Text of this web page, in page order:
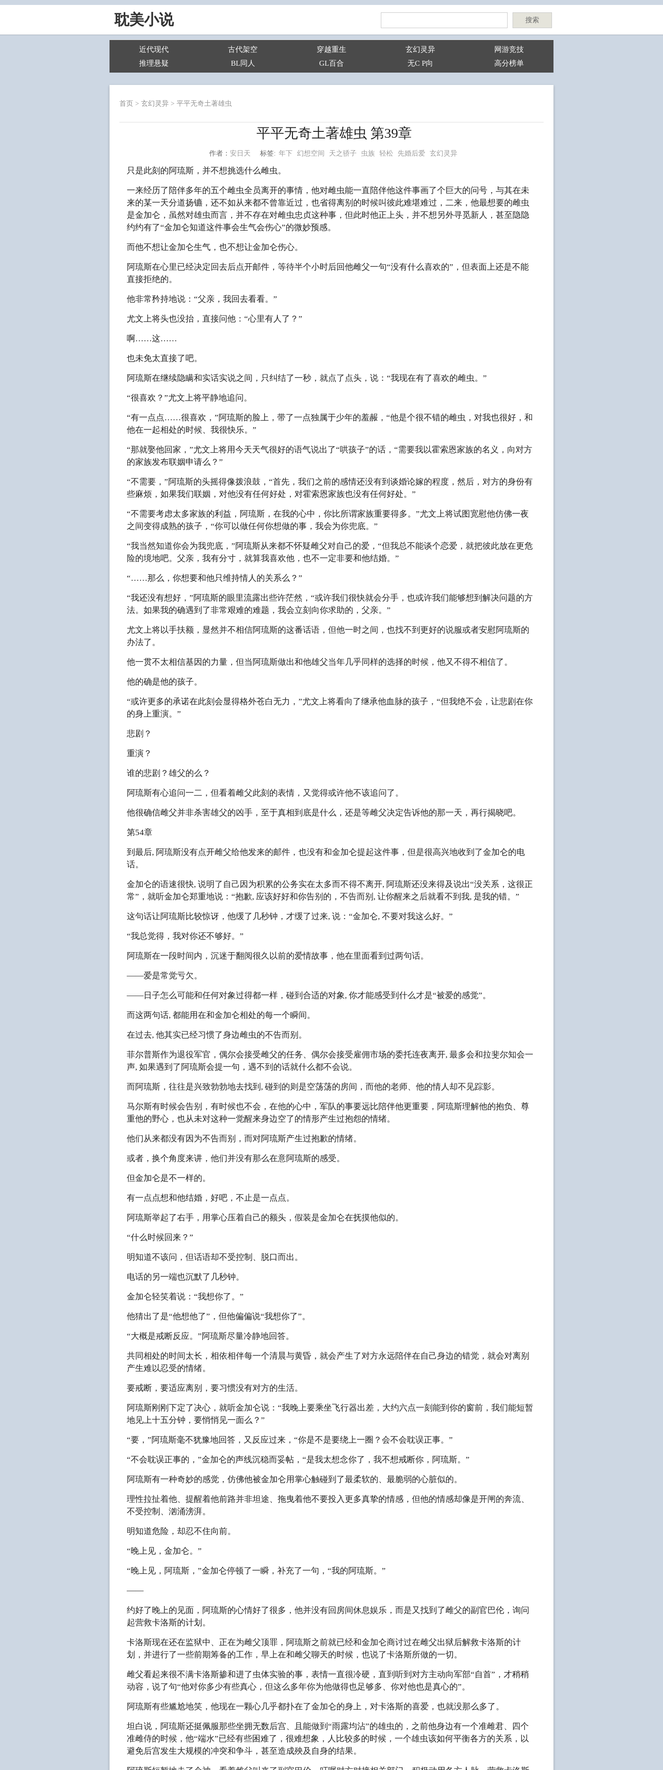
耽美小说 搜索
近代现代 古代架空 穿越重生 玄幻灵异
网游竞技
推理悬疑
BL同人 GL百合 无C P向 高分榜单
首页 > 玄幻灵异 > 平平无奇土著雄虫
平平无奇土著雄虫 第39章
作者： 安日天 标签: 年下 幻想空间 天之骄子 虫族 轻松 先婚后爱 玄幻灵异
只是此刻的阿琉斯，并不想挑选什么雌虫。
一来经历了陪伴多年的五个雌虫全员离开的事情，他对雌虫能一直陪伴他这件事画了个巨大的问号，与其在未
来的某一天分道扬镳，还不如从来都不曾靠近过，也省得离别的时候叫彼此难堪难过，二来，他最想要的雌虫
是金加仑，虽然对雄虫而言，并不存在对雌虫忠贞这种事，但此时他正上头，并不想另外寻觅新人，甚至隐隐
约约有了“金加仑知道这件事会生气会伤心”的微妙预感。
而他不想让金加仑生气，也不想让金加仑伤心。
阿琉斯在心里已经决定回去后点开邮件，等待半个小时后回他雌父一句“没有什么喜欢的”，但表面上还是不能
直接拒绝的。
他非常矜持地说：“父亲，我回去看看。”
尤文上将头也没抬，直接问他：“心里有人了？”
啊……这……
也未免太直接了吧。
阿琉斯在继续隐瞒和实话实说之间，只纠结了一秒，就点了点头，说：“我现在有了喜欢的雌虫。”
“很喜欢？”尤文上将平静地追问。
“有一点点……很喜欢，”阿琉斯的脸上，带了一点独属于少年的羞赧，“他是个很不错的雌虫，对我也很好，和
他在一起相处的时候、我很快乐。”
“那就娶他回家，”尤文上将用今天天气很好的语气说出了“哄孩子”的话，“需要我以霍索恩家族的名义，向对方
的家族发布联姻申请么？”
“不需要，”阿琉斯的头摇得像拨浪鼓，“首先，我们之前的感情还没有到谈婚论嫁的程度，然后，对方的身份有
些麻烦，如果我们联姻，对他没有任何好处，对霍索恩家族也没有任何好处。”
“不需要考虑太多家族的利益，阿琉斯，在我的心中，你比所谓家族重要得多。”尤文上将试图宽慰他仿佛一夜
之间变得成熟的孩子，“你可以做任何你想做的事，我会为你兜底。”
“我当然知道你会为我兜底，”阿琉斯从来都不怀疑雌父对自己的爱，“但我总不能谈个恋爱，就把彼此放在更危
险的境地吧。父亲，我有分寸，就算我喜欢他，也不一定非要和他结婚。”
“……那么，你想要和他只维持情人的关系么？”
“我还没有想好，”阿琉斯的眼里流露出些许茫然，“或许我们很快就会分手，也或许我们能够想到解决问题的方
法。如果我的确遇到了非常艰难的难题，我会立刻向你求助的，父亲。”
尤文上将以手扶额，显然并不相信阿琉斯的这番话语，但他一时之间，也找不到更好的说服或者安慰阿琉斯的
办法了。
他一贯不太相信基因的力量，但当阿琉斯做出和他雄父当年几乎同样的选择的时候，他又不得不相信了。
他的确是他的孩子。
“或许更多的承诺在此刻会显得格外苍白无力，”尤文上将看向了继承他血脉的孩子，“但我绝不会，让悲剧在你
的身上重演。”
悲剧？
重演？
谁的悲剧？雄父的么？
阿琉斯有心追问一二，但看着雌父此刻的表情，又觉得或许他不该追问了。
他很确信雌父并非杀害雄父的凶手，至于真相到底是什么，还是等雌父决定告诉他的那一天，再行揭晓吧。
第54章
到最后, 阿琉斯没有点开雌父给他发来的邮件，也没有和金加仑提起这件事，但是很高兴地收到了金加仑的电
话。
金加仑的语速很快, 说明了自己因为积累的公务实在太多而不得不离开, 阿琉斯还没来得及说出“没关系，这很正
常”，就听金加仑郑重地说：“抱歉, 应该好好和你告别的，不告而别, 让你醒来之后就看不到我, 是我的错。”
这句话让阿琉斯比较惊讶，他缓了几秒钟，才缓了过来, 说：“金加仑, 不要对我这么好。”
“我总觉得，我对你还不够好。”
阿琉斯在一段时间内，沉迷于翻阅很久以前的爱情故事，他在里面看到过两句话。
——爱是常觉亏欠。
——日子怎么可能和任何对象过得都一样，碰到合适的对象, 你才能感受到什么才是“被爱的感觉”。
而这两句话, 都能用在和金加仑相处的每一个瞬间。
在过去, 他其实已经习惯了身边雌虫的不告而别。
菲尔普斯作为退役军官，偶尔会接受雌父的任务、偶尔会接受雇佣市场的委托连夜离开, 最多会和拉斐尔知会一
声, 如果遇到了阿琉斯会提一句，遇不到的话就什么都不会说。
而阿琉斯，往往是兴致勃勃地去找到, 碰到的则是空荡荡的房间，而他的老师、他的情人却不见踪影。
马尔斯有时候会告别，有时候也不会，在他的心中，军队的事要远比陪伴他更重要，阿琉斯理解他的抱负、尊
重他的野心，也从未对这种一觉醒来身边空了的情形产生过抱怨的情绪。
他们从来都没有因为不告而别，而对阿琉斯产生过抱歉的情绪。
或者，换个角度来讲，他们并没有那么在意阿琉斯的感受。
但金加仑是不一样的。
有一点点想和他结婚，好吧，不止是一点点。
阿琉斯举起了右手，用掌心压着自己的额头，假装是金加仑在抚摸他似的。
“什么时候回来？”
明知道不该问，但话语却不受控制、脱口而出。
电话的另一端也沉默了几秒钟。
金加仑轻笑着说：“我想你了。”
他猜出了是“他想他了”，但他偏偏说“我想你了”。
“大概是戒断反应。”阿琉斯尽量冷静地回答。
共同相处的时间太长，相依相伴每一个清晨与黄昏，就会产生了对方永远陪伴在自己身边的错觉，就会对离别
产生难以忍受的情绪。
要戒断，要适应离别，要习惯没有对方的生活。
阿琉斯刚刚下定了决心，就听金加仑说：“我晚上要乘坐飞行器出差，大约六点一刻能到你的窗前，我们能短暂
地见上十五分钟，要悄悄见一面么？”
“要，”阿琉斯毫不犹豫地回答，又反应过来，“你是不是要绕上一圈？会不会耽误正事。”
“不会耽误正事的，”金加仑的声线沉稳而妥帖，“是我太想念你了，我不想戒断你，阿琉斯。”
阿琉斯有一种奇妙的感觉，仿佛他被金加仑用掌心触碰到了最柔软的、最脆弱的心脏似的。
理性拉扯着他、提醒着他前路并非坦途、拖曳着他不要投入更多真挚的情感，但他的情感却像是开闸的奔流、
不受控制、汹涌滂湃。
明知道危险，却忍不住向前。
“晚上见，金加仑。”
“晚上见，阿琉斯，”金加仑停顿了一瞬，补充了一句，“我的阿琉斯。”
——
约好了晚上的见面，阿琉斯的心情好了很多，他并没有回房间休息娱乐，而是又找到了雌父的副官巴伦，询问
起营救卡洛斯的计划。
卡洛斯现在还在监狱中、正在为雌父顶罪，阿琉斯之前就已经和金加仑商讨过在雌父出狱后解救卡洛斯的计
划，并进行了一些前期筹备的工作，早上在和雌父聊天的时候，也说了卡洛斯所做的一切。
雌父看起来很不满卡洛斯掺和进了虫体实验的事，表情一直很冷硬，直到听到对方主动向军部“自首”，才稍稍
动容，说了句“他对你多少有些真心，但这么多年你为他做得也足够多、你对他也是真心的”。
阿琉斯有些尴尬地笑，他现在一颗心几乎都扑在了金加仑的身上，对卡洛斯的喜爱，也就没那么多了。
坦白说，阿琉斯还挺佩服那些坐拥无数后宫、且能做到“雨露均沾”的雄虫的，之前他身边有一个准雌君、四个
准雌侍的时候，他“端水”已经有些困难了，很难想象，人比较多的时候，一个雄虫该如何平衡各方的关系，以
避免后宫发生大规模的冲突和争斗，甚至造成殃及自身的结果。